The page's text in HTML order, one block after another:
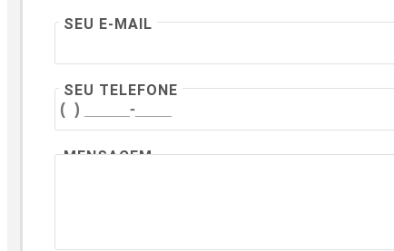
SEU E-MAIL
SEU TELEFONE
MENSAGEM